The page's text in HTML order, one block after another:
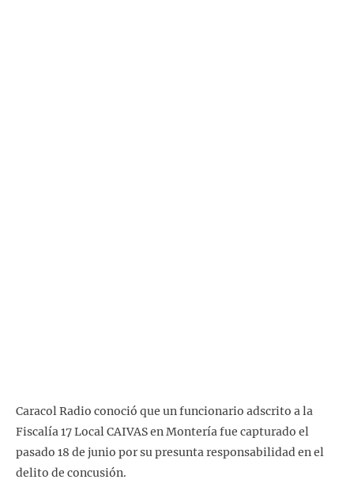
Caracol Radio conoció que un funcionario adscrito a la
Fiscalía 17 Local CAIVAS en Montería fue capturado el
pasado 18 de junio por su presunta responsabilidad en el
delito de concusión.